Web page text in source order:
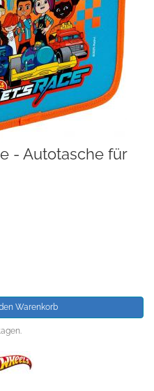
- Autotasche für
den Warenkorb